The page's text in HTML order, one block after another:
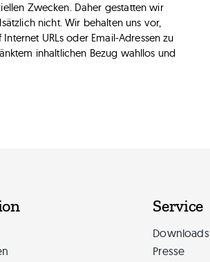
Zwecken. Daher gestatten wir
nicht. Wir behalten uns vor,
URLs oder Email-Adressen zu
inhaltlichen Bezug wahllos und
Service
Downloads
Presse